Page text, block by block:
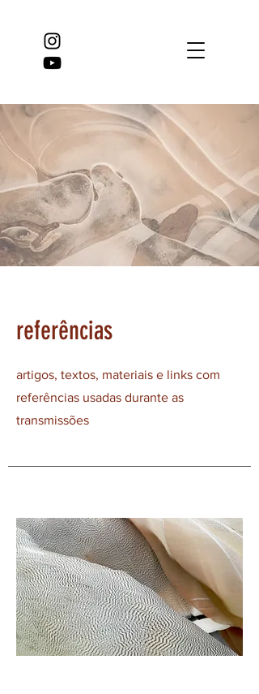
referências
artigos, textos, materiais e links com
referências usadas durante as
transmissões